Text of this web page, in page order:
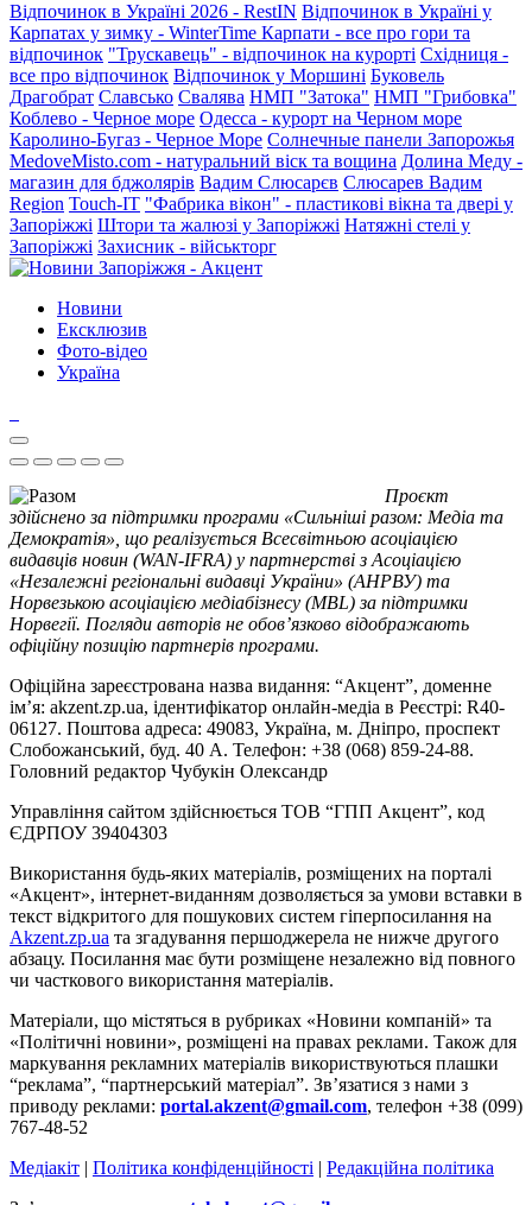
Відпочинок в Україні 2026 - RestIN Відпочинок в Україні у
Карпатах у зимку - WinterTime Карпати - все про гори та
відпочинок "Трускавець" - відпочинок на курорті Східниця -
все про відпочинок Відпочинок у Моршині Буковель
Драгобрат Славсько Свалява НМП "Затока" НМП "Грибовка"
Коблево - Черное море Одесса - курорт на Черном море
Каролино-Бугаз - Черное Море Солнечные панели Запорожья
MedoveMisto.com - натуральний віск та вощина Долина Меду -
магазин для бджолярів Вадим Слюсарєв Слюсарев Вадим
Region Touch-IT "Фабрика вікон" - пластикові вікна та двері у
Запоріжжі Штори та жалюзі у Запоріжжі Натяжні стелі у
Запоріжжі Захисник - військторг
Новини
Ексклюзив
Фото-відео
Україна
Проєкт
здійснено за підтримки програми «Сильніші разом: Медіа та
Демократія», що реалізується Всесвітньою асоціацією
видавців новин (WAN-IFRA) у партнерстві з Асоціацією
«Незалежні регіональні видавці України» (АНРВУ) та
Норвезькою асоціацією медіабізнесу (MBL) за підтримки
Норвегії. Погляди авторів не обов’язково відображають
офіційну позицію партнерів програми.
Офіційна зареєстрована назва видання: “Акцент”, доменне
ім’я: akzent.zp.ua, ідентифікатор онлайн-медіа в Реєстрі: R40-
06127. Поштова адреса: 49083, Україна, м. Дніпро, проспект
Слобожанський, буд. 40 А. Телефон: +38 (068) 859-24-88.
Головний редактор Чубукін Олександр
Управління сайтом здійснюється ТОВ “ГПП Акцент”, код
ЄДРПОУ 39404303
Використання будь-яких матеріалів, розміщених на порталі
«Акцент», інтернет-виданням дозволяється за умови вставки в
текст відкритого для пошукових систем гіперпосилання на
Akzent.zp.ua та згадування першоджерела не нижче другого
абзацу. Посилання має бути розміщене незалежно від повного
чи часткового використання матеріалів.
Матеріали, що містяться в рубриках «Новини компаній» та
«Політичні новини», розміщені на правах реклами. Також для
маркування рекламних матеріалів використвуються плашки
“реклама”, “партнерський матеріал”. Зв’язатися з нами з
приводу реклами: portal.akzent@gmail.com, телефон +38 (099)
767-48-52
Медіакіт | Політика конфіденційності | Редакційна політика